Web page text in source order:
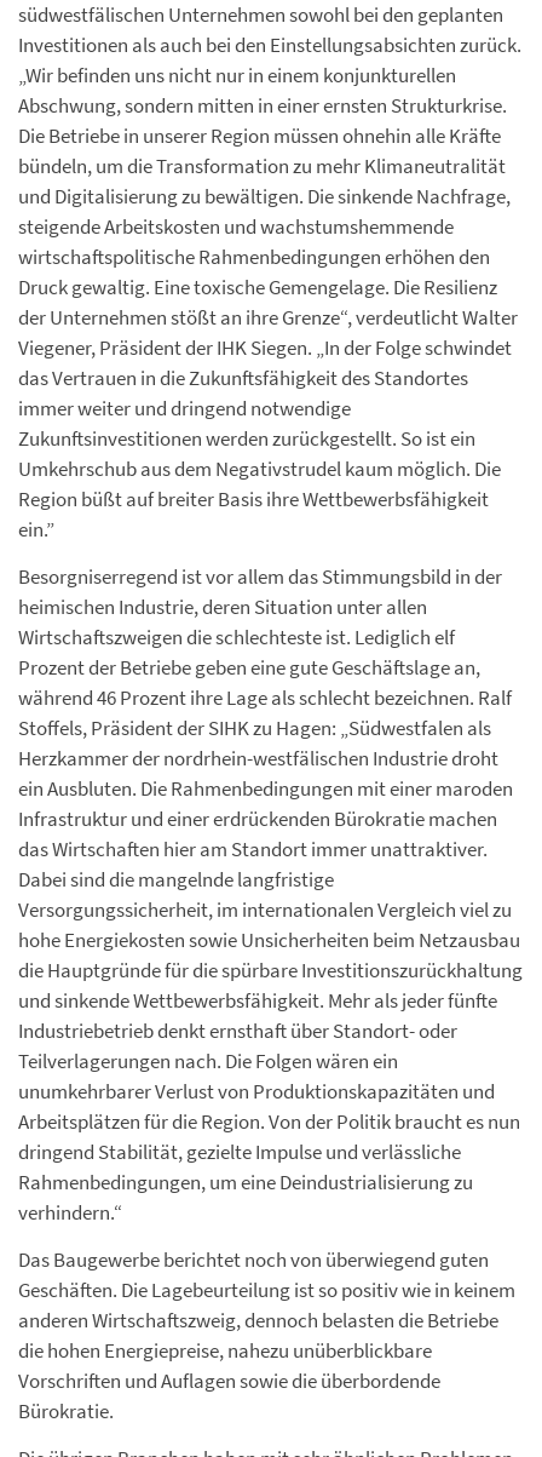
südwestfälischen Unternehmen sowohl bei den geplanten
Investitionen als auch bei den Einstellungsabsichten zurück.
„Wir befinden uns nicht nur in einem konjunkturellen
Abschwung, sondern mitten in einer ernsten Strukturkrise.
Die Betriebe in unserer Region müssen ohnehin alle Kräfte
bündeln, um die Transformation zu mehr Klimaneutralität
und Digitalisierung zu bewältigen. Die sinkende Nachfrage,
steigende Arbeitskosten und wachstumshemmende
wirtschaftspolitische Rahmenbedingungen erhöhen den
Druck gewaltig. Eine toxische Gemengelage. Die Resilienz
der Unternehmen stößt an ihre Grenze“, verdeutlicht Walter
Viegener, Präsident der IHK Siegen. „In der Folge schwindet
das Vertrauen in die Zukunftsfähigkeit des Standortes
immer weiter und dringend notwendige
Zukunftsinvestitionen werden zurückgestellt. So ist ein
Umkehrschub aus dem Negativstrudel kaum möglich. Die
Region büßt auf breiter Basis ihre Wettbewerbsfähigkeit
ein.”
Besorgniserregend ist vor allem das Stimmungsbild in der
heimischen Industrie, deren Situation unter allen
Wirtschaftszweigen die schlechteste ist. Lediglich elf
Prozent der Betriebe geben eine gute Geschäftslage an,
während 46 Prozent ihre Lage als schlecht bezeichnen. Ralf
Stoffels, Präsident der SIHK zu Hagen: „Südwestfalen als
Herzkammer der nordrhein-westfälischen Industrie droht
ein Ausbluten. Die Rahmenbedingungen mit einer maroden
Infrastruktur und einer erdrückenden Bürokratie machen
das Wirtschaften hier am Standort immer unattraktiver.
Dabei sind die mangelnde langfristige
Versorgungssicherheit, im internationalen Vergleich viel zu
hohe Energiekosten sowie Unsicherheiten beim Netzausbau
die Hauptgründe für die spürbare Investitionszurückhaltung
und sinkende Wettbewerbsfähigkeit. Mehr als jeder fünfte
Industriebetrieb denkt ernsthaft über Standort- oder
Teilverlagerungen nach. Die Folgen wären ein
unumkehrbarer Verlust von Produktionskapazitäten und
Arbeitsplätzen für die Region. Von der Politik braucht es nun
dringend Stabilität, gezielte Impulse und verlässliche
Rahmenbedingungen, um eine Deindustrialisierung zu
verhindern.“
Das Baugewerbe berichtet noch von überwiegend guten
Geschäften. Die Lagebeurteilung ist so positiv wie in keinem
anderen Wirtschaftszweig, dennoch belasten die Betriebe
die hohen Energiepreise, nahezu unüberblickbare
Vorschriften und Auflagen sowie die überbordende
Bürokratie.